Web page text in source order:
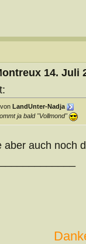
14. Juli
LandUnter-Nadja
ja bald "Vollmond"
aber auch noch